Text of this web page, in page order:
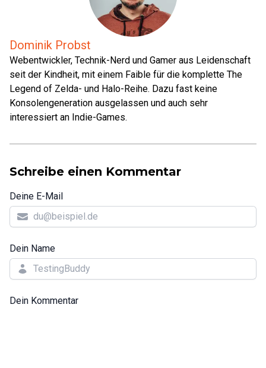
Dominik Probst
Webentwickler, Technik-Nerd und Gamer aus Leidenschaft
seit der Kindheit, mit einem Faible für die komplette The
Legend of Zelda- und Halo-Reihe. Dazu fast keine
Konsolengeneration ausgelassen und auch sehr
interessiert an Indie-Games.
Schreibe einen Kommentar
Deine E-Mail
Dein Name
Dein Kommentar